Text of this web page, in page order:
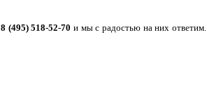
8 (495) 518-52-70 и мы с радостью на них ответим.